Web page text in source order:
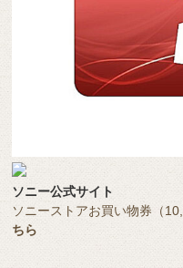
ソニー公式サイト
ソニーストアお買い物券（
ちら